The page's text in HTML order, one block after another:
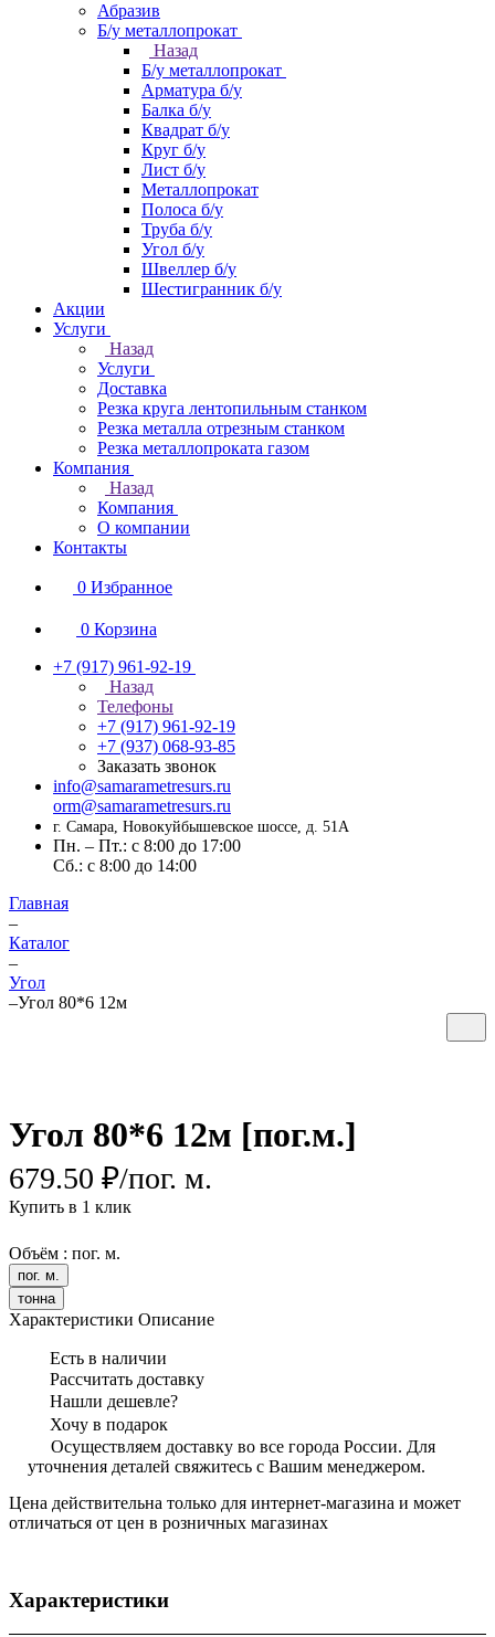
Абразив
Б/у металлопрокат
Назад
Б/у металлопрокат
Арматура б/у
Балка б/у
Квадрат б/у
Круг б/у
Лист б/у
Металлопрокат
Полоса б/у
Труба б/у
Угол б/у
Швеллер б/у
Шестигранник б/у
Акции
Услуги
Назад
Услуги
Доставка
Резка круга лентопильным станком
Резка металла отрезным станком
Резка металлопроката газом
Компания
Назад
Компания
О компании
Контакты
0 Избранное
0 Корзина
+7 (917) 961-92-19
Назад
Телефоны
+7 (917) 961-92-19
+7 (937) 068-93-85
Заказать звонок
info@samarametresurs.ru
orm@samarametresurs.ru
г. Самара, Новокуйбышевское шоссе, д. 51А
Пн. – Пт.: с 8:00 до 17:00
Cб.: с 8:00 до 14:00
Главная
–
Каталог
–
Угол
–Угол 80*6 12м
Угол 80*6 12м [пог.м.]
679.50 ₽/пог. м.
Купить в 1 клик
Объём : пог. м.
пог. м.
тонна
Характеристики Описание
Есть в наличии
Рассчитать доставку
Нашли дешевле?
Хочу в подарок
Осуществляем доставку во все города России. Для
уточнения деталей свяжитесь с Вашим менеджером.
Цена действительна только для интернет-магазина и может
отличаться от цен в розничных магазинах
Характеристики